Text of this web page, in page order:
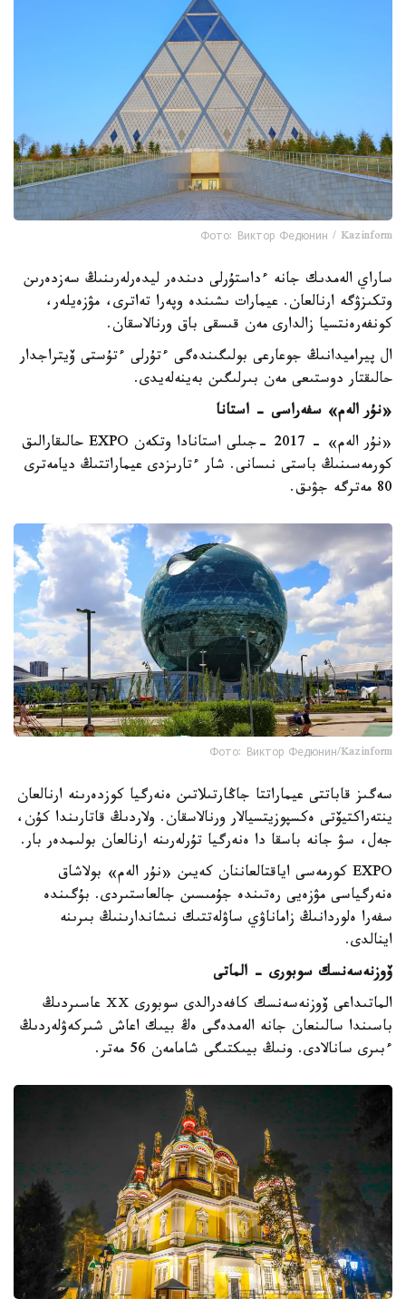
Фото: Виктор Федюнин / Kazinform
ساراي الەمدىك جانە ءداستۇرلى دىندەر ليدەرلەرىنىڭ سەزدەرىن
وتكىزۋگە ارنالعان. عيمارات ىشىندە وپەرا تەاترى، مۋزەيلەر،
كونفەرەنتسيا زالدارى مەن قىسقى باق ورنالاسقان.
ال پيراميدانىڭ جوعارعى بولىگىندەگى ءتۇرلى ءتۇستى ۆيتراجدار
حالىقتار دوستىعى مەن بىرلىگىن بەينەلەيدى.
«نۇر الەم» سفەراسى - استانا
«نۇر الەم» - 2017 -جىلى استانادا وتكەن EXPO حالىقارالىق
كورمەسىنىڭ باستى نىسانى. شار ءتارىزدى عيماراتتىڭ ديامەترى
80 مەترگە جۋىق.
Фото: Виктор Федюнин/Kazinform
سەگىز قاباتتى عيماراتتا جاڭارتىلاتىن ەنەرگيا كوزدەرىنە ارنالعان
ينتەراكتيۆتى ەكسپوزيتسيالار ورنالاسقان. ولاردىڭ قاتارىندا كۇن،
جەل، سۋ جانە باسقا دا ەنەرگيا تۇرلەرىنە ارنالعان بولىمدەر بار.
EXPO كورمەسى اياقتالعاننان كەيىن «نۇر الەم» بولاشاق
ەنەرگياسى مۋزەيى رەتىندە جۇمىسىن جالعاستىردى. بۇگىندە
سفەرا ەلوردانىڭ زاماناۋي ساۋلەتتىك نىشاندارىنىڭ بىرىنە
اينالدى.
ۆوزنەسەنسك سوبورى - الماتى
الماتىداعى ۆوزنەسەنسك كافەدرالدى سوبورى ⅩⅩ عاسىردىڭ
باسىندا سالىنعان جانە الەمدەگى ەڭ بيىك اعاش شىركەۋلەردىڭ
ءبىرى سانالادى. ونىڭ بيىكتىگى شامامەن 56 مەتر.